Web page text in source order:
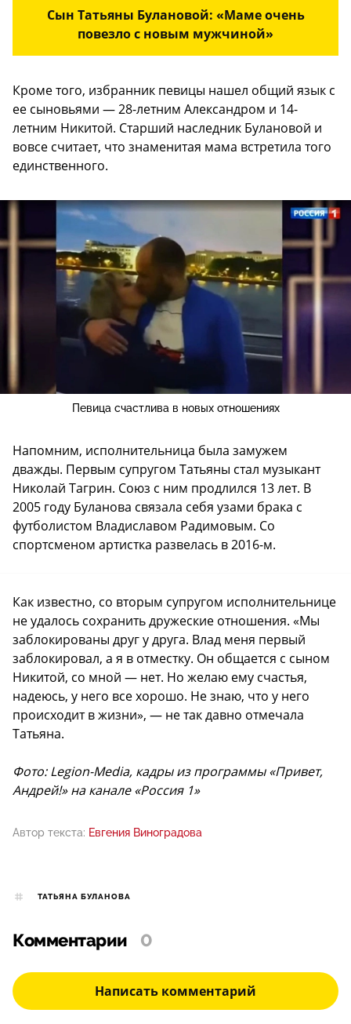
Сын Татьяны Булановой: «Маме очень
повезло с новым мужчиной»
Кроме того, избранник певицы нашел общий язык с
ее сыновьями — 28-летним Александром и 14-
летним Никитой. Старший наследник Булановой и
вовсе считает, что знаменитая мама встретила того
единственного.
Певица счастлива в новых отношениях
Напомним, исполнительница была замужем
дважды. Первым супругом Татьяны стал музыкант
Николай Тагрин. Союз с ним продлился 13 лет. В
2005 году Буланова связала себя узами брака с
футболистом Владиславом Радимовым. Со
спортсменом артистка развелась в 2016-м.
Как известно, со вторым супругом исполнительнице
не удалось сохранить дружеские отношения. «Мы
заблокированы друг у друга. Влад меня первый
заблокировал, а я в отместку. Он общается с сыном
Никитой, со мной — нет. Но желаю ему счастья,
надеюсь, у него все хорошо. Не знаю, что у него
происходит в жизни», — не так давно отмечала
Татьяна.
Фото: Legion-Media, кадры из программы «Привет,
Андрей!» на канале «Россия 1»
Автор текста: Евгения Виноградова
ТАТЬЯНА БУЛАНОВА
Комментарии 0
Написать комментарий